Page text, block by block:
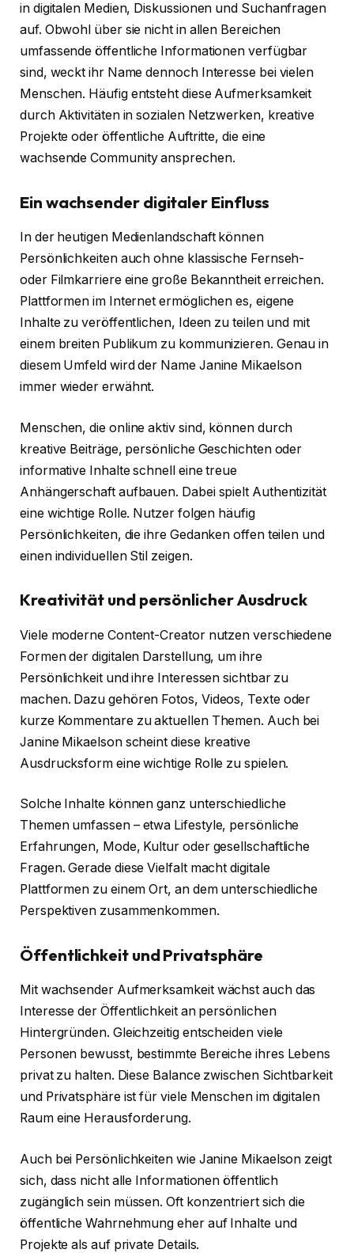
in digitalen Medien, Diskussionen und Suchanfragen
auf. Obwohl über sie nicht in allen Bereichen
umfassende öffentliche Informationen verfügbar
sind, weckt ihr Name dennoch Interesse bei vielen
Menschen. Häufig entsteht diese Aufmerksamkeit
durch Aktivitäten in sozialen Netzwerken, kreative
Projekte oder öffentliche Auftritte, die eine
wachsende Community ansprechen.
Ein wachsender digitaler Einfluss
In der heutigen Medienlandschaft können
Persönlichkeiten auch ohne klassische Fernseh-
oder Filmkarriere eine große Bekanntheit erreichen.
Plattformen im Internet ermöglichen es, eigene
Inhalte zu veröffentlichen, Ideen zu teilen und mit
einem breiten Publikum zu kommunizieren. Genau in
diesem Umfeld wird der Name Janine Mikaelson
immer wieder erwähnt.
Menschen, die online aktiv sind, können durch
kreative Beiträge, persönliche Geschichten oder
informative Inhalte schnell eine treue
Anhängerschaft aufbauen. Dabei spielt Authentizität
eine wichtige Rolle. Nutzer folgen häufig
Persönlichkeiten, die ihre Gedanken offen teilen und
einen individuellen Stil zeigen.
Kreativität und persönlicher Ausdruck
Viele moderne Content-Creator nutzen verschiedene
Formen der digitalen Darstellung, um ihre
Persönlichkeit und ihre Interessen sichtbar zu
machen. Dazu gehören Fotos, Videos, Texte oder
kurze Kommentare zu aktuellen Themen. Auch bei
Janine Mikaelson scheint diese kreative
Ausdrucksform eine wichtige Rolle zu spielen.
Solche Inhalte können ganz unterschiedliche
Themen umfassen – etwa Lifestyle, persönliche
Erfahrungen, Mode, Kultur oder gesellschaftliche
Fragen. Gerade diese Vielfalt macht digitale
Plattformen zu einem Ort, an dem unterschiedliche
Perspektiven zusammenkommen.
Öffentlichkeit und Privatsphäre
Mit wachsender Aufmerksamkeit wächst auch das
Interesse der Öffentlichkeit an persönlichen
Hintergründen. Gleichzeitig entscheiden viele
Personen bewusst, bestimmte Bereiche ihres Lebens
privat zu halten. Diese Balance zwischen Sichtbarkeit
und Privatsphäre ist für viele Menschen im digitalen
Raum eine Herausforderung.
Auch bei Persönlichkeiten wie Janine Mikaelson zeigt
sich, dass nicht alle Informationen öffentlich
zugänglich sein müssen. Oft konzentriert sich die
öffentliche Wahrnehmung eher auf Inhalte und
Projekte als auf private Details.